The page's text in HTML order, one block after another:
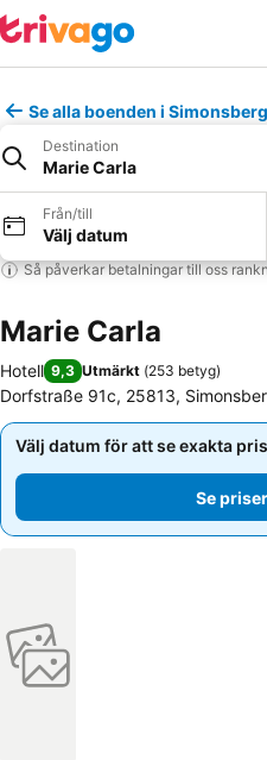
Se alla boenden i Simonsberg
Destination
Marie Carla
Från/till
Välj datum
Så påverkar betalningar till oss
Marie Carla
Hotell 9,3 Utmärkt (253 betyg)
Dorfstraße 91c, 25813,
Välj datum för att se exakta
Se
Välj datum för att se exakta
Se priser